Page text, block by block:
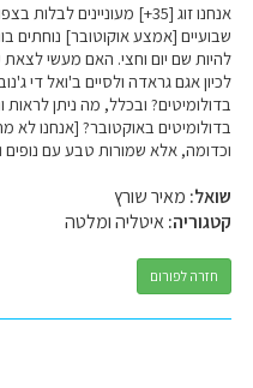
אנחנו זוג [35+] מעוניינים
שבועיים [אמצע אוקוטובר] נוחתים
להיות שם יום וחצי. האם מעשי לצאת
לכיון אגם גראדה ולסיים ב'ואל די
בדולומיטים? ובכלל, מה ניתן לראות
בדולומיטים באוקטובר? [אנחנו לא
וכדומה, אלא שמורות טבע עם
שואל: מאיר שורץ
קטגוריה:איטליה ומלטה
חזרה לפורום